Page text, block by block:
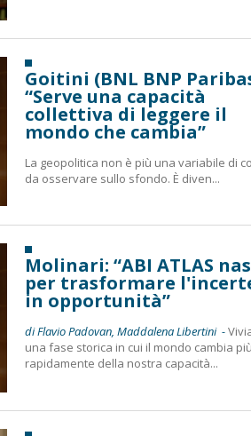
Goitini (BNL BNP
“Serve una capacità
collettiva di leggere il
mondo che cambia”
La geopolitica non è più una variabile di
da osservare sullo sfondo. È diven...
Molinari: “ABI ATLAS
per trasformare
in opportunità”
di Flavio Padovan, Maddalena Libertini -
una fase storica in cui il mondo cambia più
rapidamente della nostra capacità...